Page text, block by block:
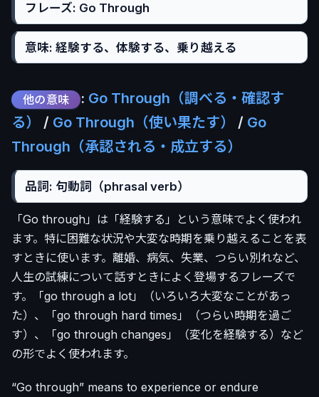
フレーズ: Go Through
意味: 経験する、体験する、乗り越える
他の意味 : Go Through（調べる・確認す
る）
/ Go Through（使い果たす） / Go
Through（承認される・成立する）
品詞: 句動詞（phrasal verb）
「Go through」は「経験する」という意味でよく使われ
ます。特に困難な状況や大変な時期を乗り越えることを表
すときに使います。離婚、病気、失業、つらい別れなど、
人生の試練について話すときによく登場するフレーズで
す。「go through a lot」（いろいろ大変なことがあっ
た）、「go through hard times」（つらい時期を過ご
す）、「go through changes」（変化を経験する）など
の形でよく使われます。
“Go through” means to experience or endure